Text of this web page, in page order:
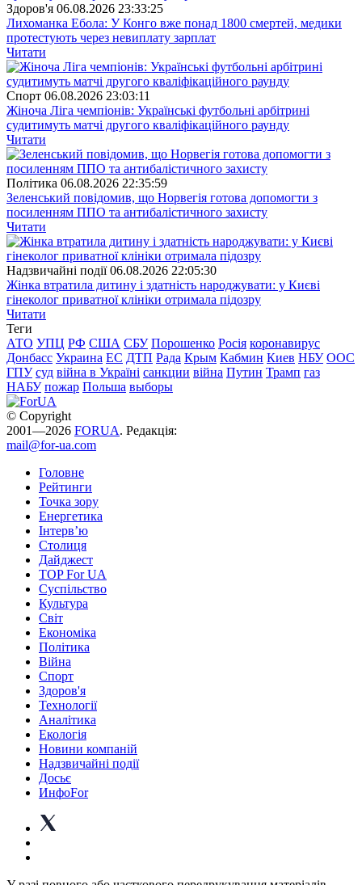
Здоров'я 06.08.2026 23:33:25
Лихоманка Ебола: У Конго вже понад 1800 смертей, медики
протестують через невиплату зарплат
Читати
Спорт 06.08.2026 23:03:11
Жіноча Ліга чемпіонів: Українські футбольні арбітрині
судитимуть матчі другого кваліфікаційного раунду
Читати
Полiтика 06.08.2026 22:35:59
Зеленський повідомив, що Норвегія готова допомогти з
посиленням ППО та антибалістичного захисту
Читати
Надзвичайні події 06.08.2026 22:05:30
Жінка втратила дитину і здатність народжувати: у Києві
гінеколог приватної клініки отримала підозру
Читати
Теги
АТО УПЦ РФ США СБУ Порошенко Росія коронавирус
Донбасс Украина ЕС ДТП Рада Крым Кабмин Киев НБУ ООС
ГПУ суд війна в Україні санкции війна Путин Трамп газ
НАБУ пожар Польша выборы
© Copyright
2001—2026 FORUA. Редакція:
mail@for-ua.com
Головне
Рейтинги
Точка зору
Енергетика
Інтерв’ю
Столиця
Дайджест
TOP For UA
Суспiльство
Культура
Світ
Економіка
Політика
Війна
Спорт
Здоров'я
Технології
Аналітика
Екологія
Новини компаній
Надзвичайні події
Досьє
ИнфоFor